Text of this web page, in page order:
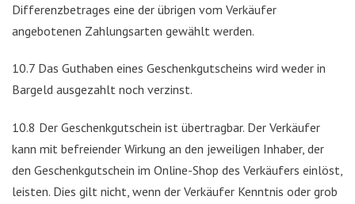
Differenzbetrages eine der übrigen vom Verkäufer
angebotenen Zahlungsarten gewählt werden.
10.7 Das Guthaben eines Geschenkgutscheins wird weder in
Bargeld ausgezahlt noch verzinst.
10.8 Der Geschenkgutschein ist übertragbar. Der Verkäufer
kann mit befreiender Wirkung an den jeweiligen Inhaber, der
den Geschenkgutschein im Online-Shop des Verkäufers einlöst,
leisten. Dies gilt nicht, wenn der Verkäufer Kenntnis oder grob